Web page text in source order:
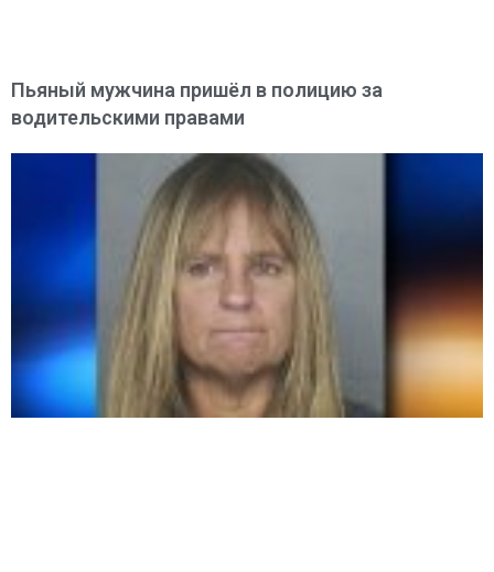
Пьяный мужчина пришёл в полицию за
водительскими правами